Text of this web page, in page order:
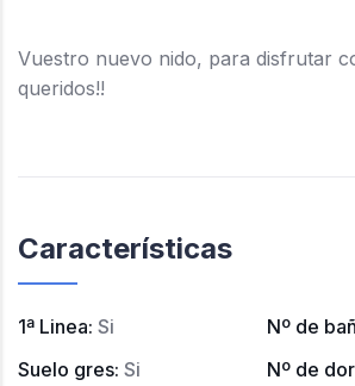
Vuestro nuevo nido, para disfrutar
queridos!!
Características
1ª Linea: Si Nº de
Suelo gres: Si Nº de